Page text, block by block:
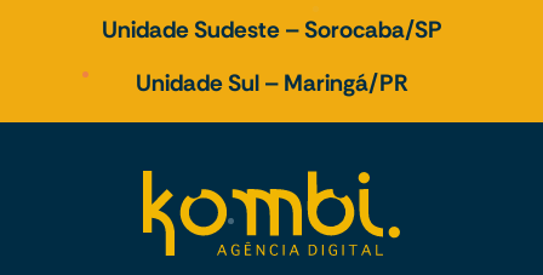
Unidade Sudeste – Sorocaba/SP
Unidade Sul – Maringá/PR